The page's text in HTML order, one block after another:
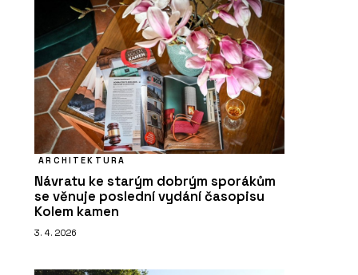
ARCHITEKTURA
Návratu ke starým dobrým sporákům
se věnuje poslední vydání časopisu
Kolem kamen
3. 4. 2026